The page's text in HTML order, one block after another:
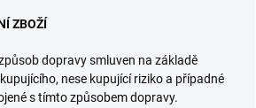
ZBOŽÍ
dopravy smluven na základě
nese kupující riziko a případné
s tímto způsobem dopravy.